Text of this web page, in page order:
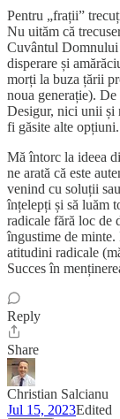
Pentru „frații”
Nu uităm că
Cuvântul Domnului
disperare și
morți la buza țării
noua generație).
Desigur, nici unii și
fi găsite alte opțiuni.
Mă întorc la ideea
ne arată că este
venind cu soluții
înțelepți și să luăm
radicale fără loc de
îngustime de minte.
atitudini radicale
Succes în
Reply
Share
Christian Salcianu
Jul 15, 2023Edited